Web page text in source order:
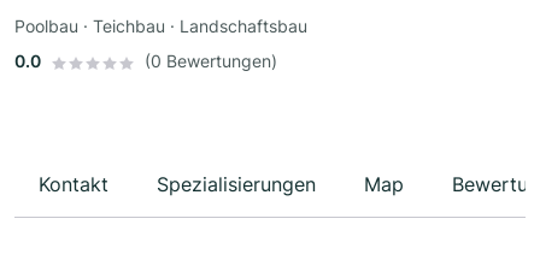
Poolbau · Teichbau · Landschaftsbau
0.0
(0 Bewertungen)
Kontakt Spezialisierungen Map